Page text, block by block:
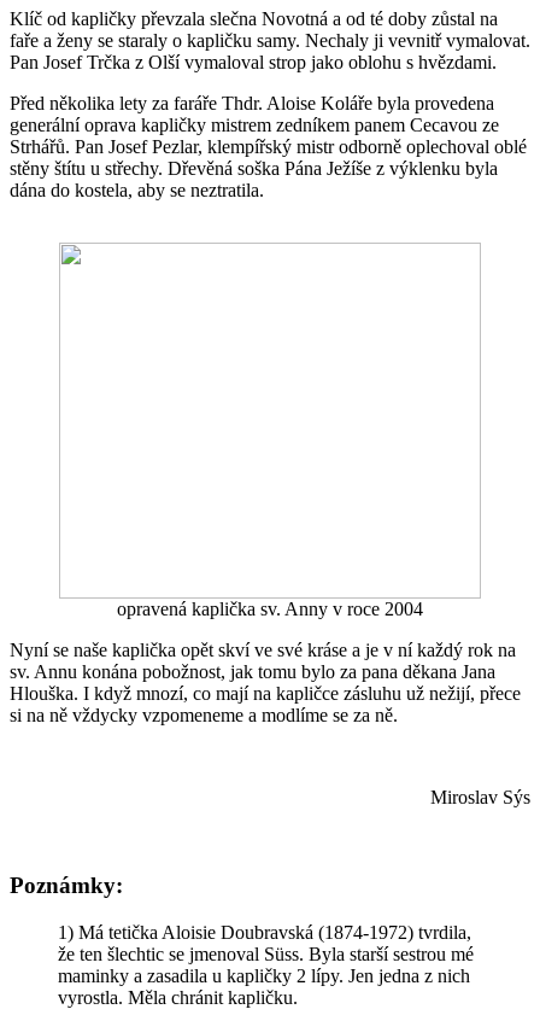
Klíč od kapličky převzala slečna Novotná a od té doby zůstal na
faře a ženy se staraly o kapličku samy. Nechaly ji vevnitř vymalovat.
Pan Josef Trčka z Olší vymaloval strop jako oblohu s hvězdami.
Před několika lety za faráře Thdr. Aloise Koláře byla provedena
generální oprava kapličky mistrem zedníkem panem Cecavou ze
Strhářů. Pan Josef Pezlar, klempířský mistr odborně oplechoval oblé
stěny štítu u střechy. Dřevěná soška Pána Ježíše z výklenku byla
dána do kostela, aby se neztratila.
opravená kaplička sv. Anny v roce 2004
Nyní se naše kaplička opět skví ve své kráse a je v ní každý rok na
sv. Annu konána pobožnost, jak tomu bylo za pana děkana Jana
Hlouška. I když mnozí, co mají na kapličce zásluhu už nežijí, přece
si na ně vždycky vzpomeneme a modlíme se za ně.
Miroslav Sýs
Poznámky:
1) Má tetička Aloisie Doubravská (1874-1972) tvrdila,
že ten šlechtic se jmenoval Süss. Byla starší sestrou mé
maminky a zasadila u kapličky 2 lípy. Jen jedna z nich
vyrostla. Měla chránit kapličku.